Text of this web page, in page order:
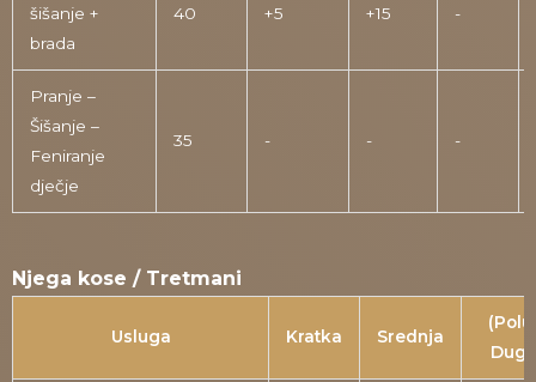
šišanje +
brada
40 +5 +15 -
Pranje –
Šišanje –
Feniranje
dječje
35 - - -
Njega kose / Tretmani
Usluga Kratka Srednja
Duga